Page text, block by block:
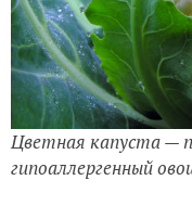
Цветная капуста —
гипоаллергенный